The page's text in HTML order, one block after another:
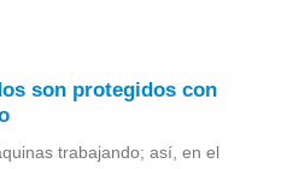
son protegidos con
trabajando; así, en el